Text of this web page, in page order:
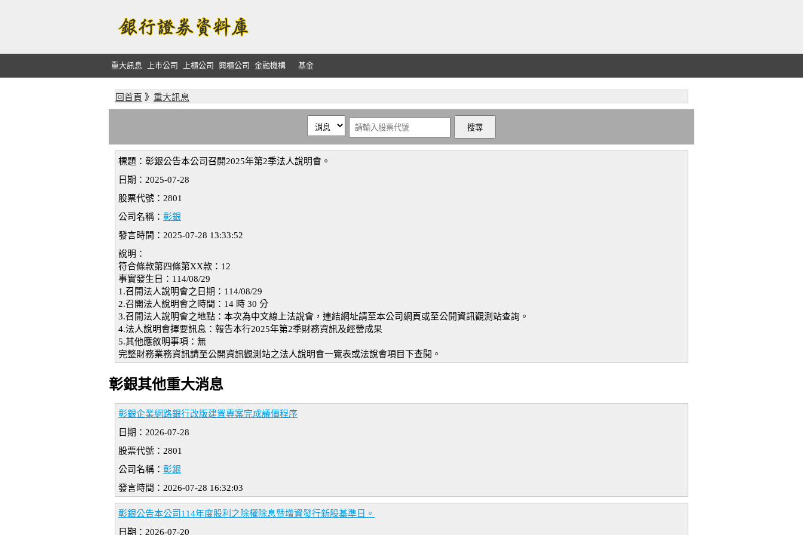
重大訊息 上市公司 上櫃公司 興櫃公司 金融機構 基金
回首頁 》 重大訊息
標題：彰銀公告本公司召開2025年第2季法人說明會。
日期：2025-07-28
股票代號：2801
公司名稱： 彰銀
發言時間：2025-07-28 13:33:52
說明：
符合條款第四條第XX款：12
事實發生日：114/08/29
1.召開法人說明會之日期：114/08/29
2.召開法人說明會之時間：14 時 30 分
3.召開法人說明會之地點：本次為中文線上法說會，連結網址請至本公司網頁或至公開資訊觀測站查詢。
4.法人說明會擇要訊息：報告本行2025年第2季財務資訊及經營成果
5.其他應敘明事項：無
完整財務業務資訊請至公開資訊觀測站之法人說明會一覽表或法說會項目下查閱。
彰銀其他重大消息
彰銀企業網路銀行改版建置專案完成議價程序
日期：2026-07-28
股票代號：2801
公司名稱： 彰銀
發言時間：2026-07-28 16:32:03
彰銀公告本公司114年度股利之除權除息暨增資發行新股基準日。
日期：2026-07-20